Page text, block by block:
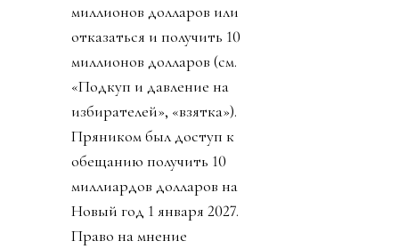
миллионов долларов или
отказаться и получить 10
миллионов долларов (см.
«Подкуп и давление на
избирателей», «взятка»).
Пряником был доступ к
обещанию получить 10
миллиардов долларов на
Новый год 1 января 2027.
Право на мнение